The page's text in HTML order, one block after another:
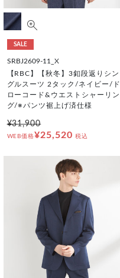
SALE
SRBJ2609-11_X
【RBC】【秋冬】3釦段返りシン
グルスーツ 2タック/ネイビー/ド
ローコード&ウエストシャーリン
グ/※パンツ裾上げ済仕様
¥31,900
WEB価格¥25,520 税込